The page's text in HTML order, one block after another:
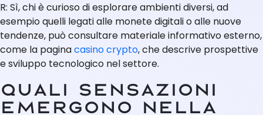
R: Sì, chi è curioso di esplorare ambienti diversi, ad
esempio quelli legati alle monete digitali o alle nuove
tendenze, può consultare materiale informativo esterno,
come la paginacasino crypto, che descrive prospettive
e sviluppo tecnologico nel settore.
Quali sensazioni
emergono nella